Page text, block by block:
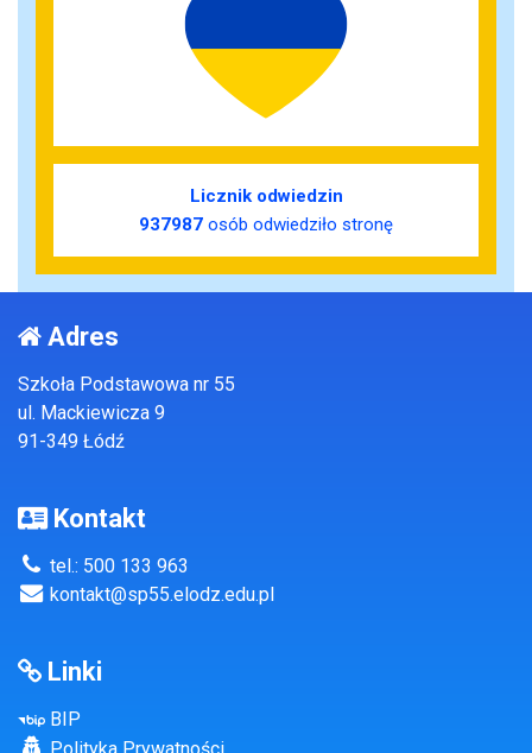
Licznik odwiedzin
937987 osób odwiedziło stronę
Adres
Szkoła Podstawowa nr 55
ul. Mackiewicza 9
91-349 Łódź
Kontakt
tel.: 500 133 963
kontakt@sp55.elodz.edu.pl
Linki
BIP